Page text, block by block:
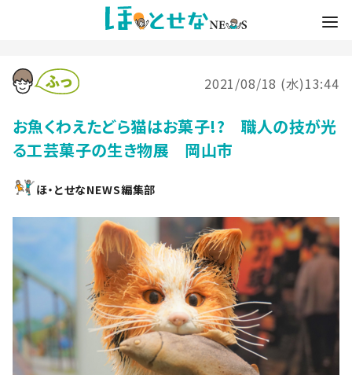
2021/08/18 (水)13:44
お魚くわえたどら猫はお菓子!? 職人の技が光
る工芸菓子の生き物展 岡山市
ほ・とせなNEWS編集部